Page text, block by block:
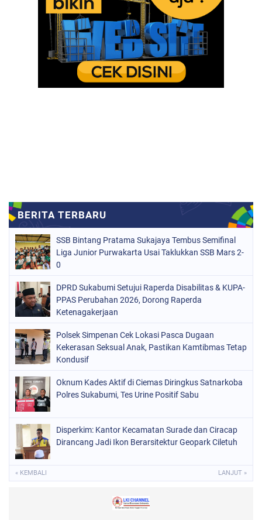
SSB Bintang Pratama Sukajaya Tembus Semifinal
Liga Junior Purwakarta Usai Taklukkan SSB Mars 2-
0
DPRD Sukabumi Setujui Raperda Disabilitas & KUPA-
PPAS Perubahan 2026, Dorong Raperda
Ketenagakerjaan
Polsek Simpenan Cek Lokasi Pasca Dugaan
Kekerasan Seksual Anak, Pastikan Kamtibmas Tetap
Kondusif
Oknum Kades Aktif di Ciemas Diringkus Satnarkoba
Polres Sukabumi, Tes Urine Positif Sabu
Disperkim: Kantor Kecamatan Surade dan Ciracap
Dirancang Jadi Ikon Berarsitektur Geopark Ciletuh
« KEMBALI LANJUT »